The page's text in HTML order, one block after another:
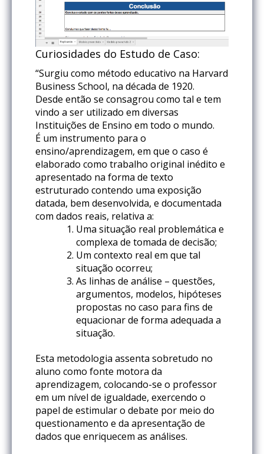
Curiosidades do Estudo de Caso:
“Surgiu como método educativo na Harvard
Business School, na década de 1920.
Desde então se consagrou como tal e tem
vindo a ser utilizado em diversas
Instituições de Ensino em todo o mundo.
É um instrumento para o
ensino/aprendizagem, em que o caso é
elaborado como trabalho original inédito e
apresentado na forma de texto
estruturado contendo uma exposição
datada, bem desenvolvida, e documentada
com dados reais, relativa a:
Uma situação real problemática e
complexa de tomada de decisão;
Um contexto real em que tal
situação ocorreu;
As linhas de análise – questões,
argumentos, modelos, hipóteses
propostas no caso para fins de
equacionar de forma adequada a
situação.
Esta metodologia assenta sobretudo no
aluno como fonte motora da
aprendizagem, colocando-se o professor
em um nível de igualdade, exercendo o
papel de estimular o debate por meio do
questionamento e da apresentação de
dados que enriquecem as análises.